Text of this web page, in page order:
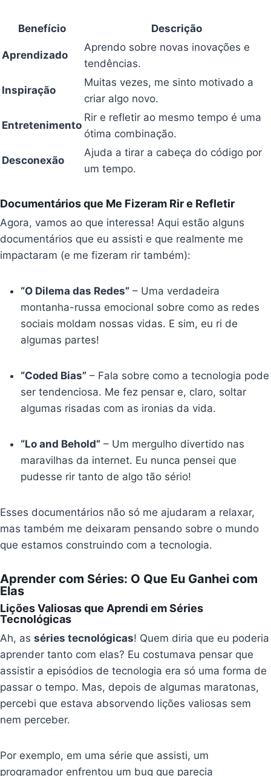
Benefício Descrição
Aprendizado
Aprendo sobre novas inovações e
tendências.
Inspiração
Muitas vezes, me sinto motivado a
criar algo novo.
Entretenimento
Rir e refletir ao mesmo tempo é uma
ótima combinação.
Desconexão
Ajuda a tirar a cabeça do código por
um tempo.
Documentários que Me Fizeram Rir e Refletir
Agora, vamos ao que interessa! Aqui estão alguns
documentários que eu assisti e que realmente me
impactaram (e me fizeram rir também):
“O Dilema das Redes” – Uma verdadeira
montanha-russa emocional sobre como as redes
sociais moldam nossas vidas. E sim, eu ri de
algumas partes!
“Coded Bias” – Fala sobre como a tecnologia pode
ser tendenciosa. Me fez pensar e, claro, soltar
algumas risadas com as ironias da vida.
“Lo and Behold” – Um mergulho divertido nas
maravilhas da internet. Eu nunca pensei que
pudesse rir tanto de algo tão sério!
Esses documentários não só me ajudaram a relaxar,
mas também me deixaram pensando sobre o mundo
que estamos construindo com a tecnologia.
Aprender com Séries: O Que Eu Ganhei com
Elas
Lições Valiosas que Aprendi em Séries
Tecnológicas
Ah, asséries tecnológicas! Quem diria que eu poderia
aprender tanto com elas? Eu costumava pensar que
assistir a episódios de tecnologia era só uma forma de
passar o tempo. Mas, depois de algumas maratonas,
percebi que estava absorvendo lições valiosas sem
nem perceber.
Por exemplo, em uma série que assisti, um
programador enfrentou um bug que parecia